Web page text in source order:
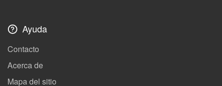
Ayuda
Contacto
Acerca de
Mapa del sitio